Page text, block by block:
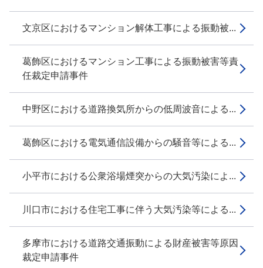
文京区におけるマンション解体工事による振動被...
葛飾区におけるマンション工事による振動被害等責
任裁定申請事件
中野区における道路換気所からの低周波音による...
葛飾区における電気通信設備からの騒音等による...
小平市における公衆浴場煙突からの大気汚染によ...
川口市における住宅工事に伴う大気汚染等による...
多摩市における道路交通振動による財産被害等原因
裁定申請事件